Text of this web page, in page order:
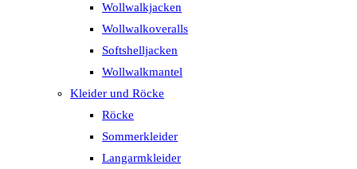
Wollwalkjacken
Wollwalkoveralls
Softshelljacken
Wollwalkmantel
Kleider und Röcke
Röcke
Sommerkleider
Langarmkleider